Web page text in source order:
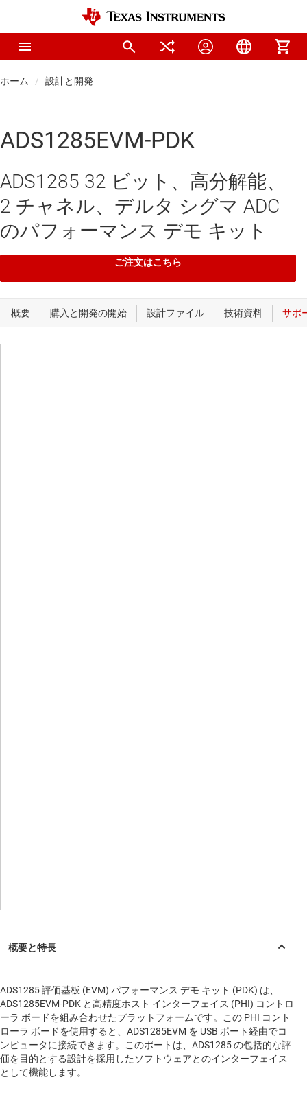
ホーム 設計と開発
ADS1285EVM-PDK
ADS1285 32 ビット、高分解能、
2 チャネル、デルタ シグマ ADC
のパフォーマンス デモ キット
ご注文はこちら
ADS1285 評価基板 (EVM) パフォーマンス デモ キット (PDK) は、
ADS1285EVM-PDK と高精度ホスト インターフェイス (PHI) コントロ
ーラ ボードを組み合わせたプラットフォームです。この PHI コント
ローラ ボードを使用すると、ADS1285EVM を USB ポート経由でコ
ンピュータに接続できます。このポートは、ADS1285 の包括的な評
価を目的とする設計を採用したソフトウェアとのインターフェイス
として機能します。